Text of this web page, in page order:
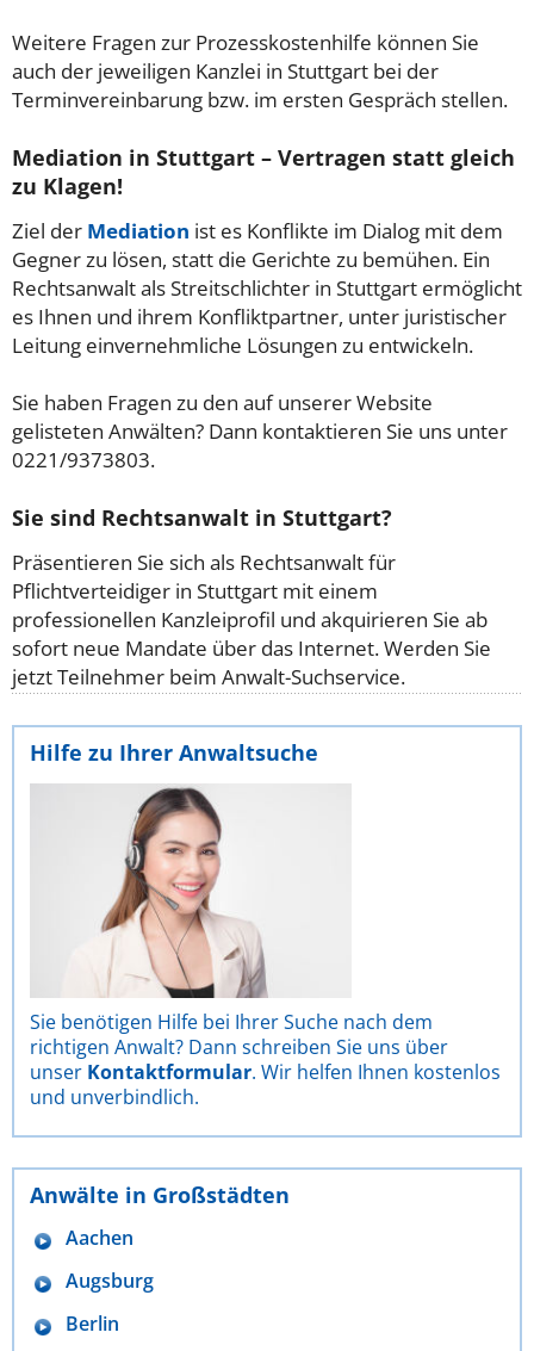
Weitere Fragen zur Prozesskostenhilfe können Sie
auch der jeweiligen Kanzlei in Stuttgart bei der
Terminvereinbarung bzw. im ersten Gespräch stellen.
Mediation in Stuttgart – Vertragen statt gleich
zu Klagen!
Ziel der Mediation ist es Konflikte im Dialog mit dem
Gegner zu lösen, statt die Gerichte zu bemühen. Ein
Rechtsanwalt als Streitschlichter in Stuttgart ermöglicht
es Ihnen und ihrem Konfliktpartner, unter juristischer
Leitung einvernehmliche Lösungen zu entwickeln.
Sie haben Fragen zu den auf unserer Website
gelisteten Anwälten? Dann kontaktieren Sie uns unter
0221/9373803.
Sie sind Rechtsanwalt in Stuttgart?
Präsentieren Sie sich als Rechtsanwalt für
Pflichtverteidiger in Stuttgart mit einem
professionellen Kanzleiprofil und akquirieren Sie ab
sofort neue Mandate über das Internet. Werden Sie
jetzt Teilnehmer beim Anwalt-Suchservice.
Hilfe zu Ihrer Anwaltsuche
Sie benötigen Hilfe bei Ihrer Suche nach dem
richtigen Anwalt? Dann schreiben Sie uns über
unser Kontaktformular. Wir helfen Ihnen kostenlos
und unverbindlich.
Anwälte in Großstädten
Aachen
Augsburg
Berlin